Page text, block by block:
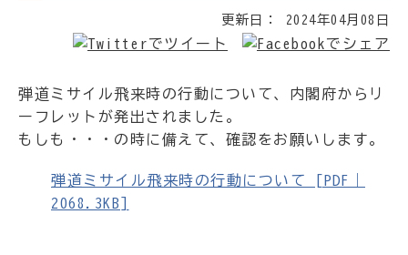
更新日： 2024年04月08日
弾道ミサイル飛来時の行動について、内閣府からリ
ーフレットが発出されました。
もしも・・・の時に備えて、確認をお願いします。
弾道ミサイル飛来時の行動について [PDF｜
2068.3KB]